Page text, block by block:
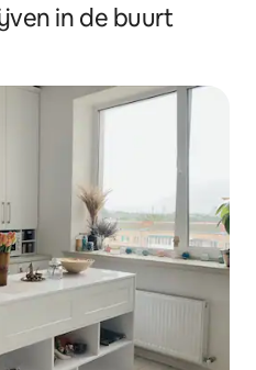
in de buurt